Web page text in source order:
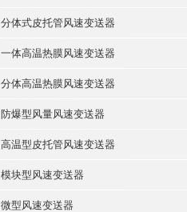
分体式皮托管风速变送器
一体高温热膜风速变送器
分体高温热膜风速变送器
防爆型风量风速变送器
高温型皮托管风速变送器
模块型风速变送器
微型风速变送器